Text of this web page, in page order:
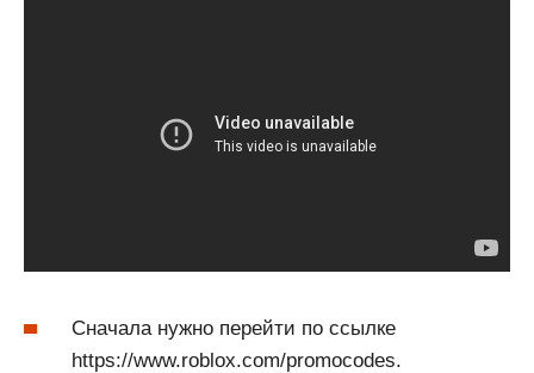
Сначала нужно перейти по ссылке
https://www.roblox.com/promocodes.